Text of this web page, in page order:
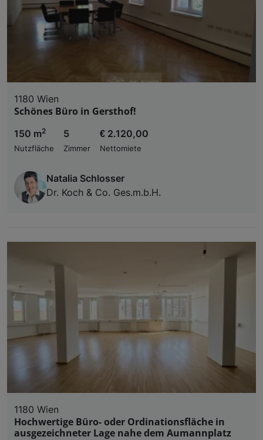
1180 Wien
Schönes Büro in Gersthof!
150 m2
Nutzfläche
5
Zimmer
€ 2.120,00
Nettomiete
Natalia Schlosser
Dr. Koch & Co. Ges.m.b.H.
1180 Wien
Hochwertige Büro- oder Ordinationsfläche in
ausgezeichneter Lage nahe dem Aumannplatz